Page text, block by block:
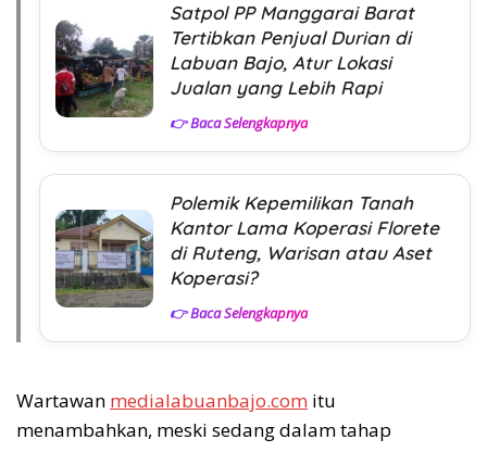
Satpol PP Manggarai Barat
Tertibkan Penjual Durian di
Labuan Bajo, Atur Lokasi
Jualan yang Lebih Rapi
👉 Baca Selengkapnya
Polemik Kepemilikan Tanah
Kantor Lama Koperasi Florete
di Ruteng, Warisan atau Aset
Koperasi?
👉 Baca Selengkapnya
Wartawan medialabuanbajo.com itu
menambahkan, meski sedang dalam tahap